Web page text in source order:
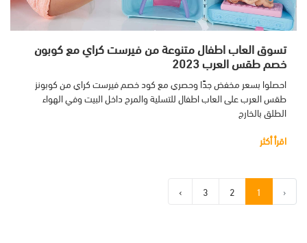
تسوق العاب اطفال متنوعة من فيرست كراي مع كوبون
خصم طقس العرب 2023
احصلوا بسعر مخفض جدًا وحصري مع كود خصم فيرست كراي من كوبونز
طقس العرب على العاب اطفال للتسلية والمرح داخل البيت وفي الهواء
الطلق بالخارج
اقرأ أكثر
‹
1
2
3
›